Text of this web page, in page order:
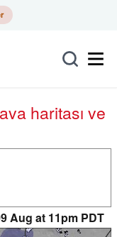
haritası ve
Aug at 11pm PDT